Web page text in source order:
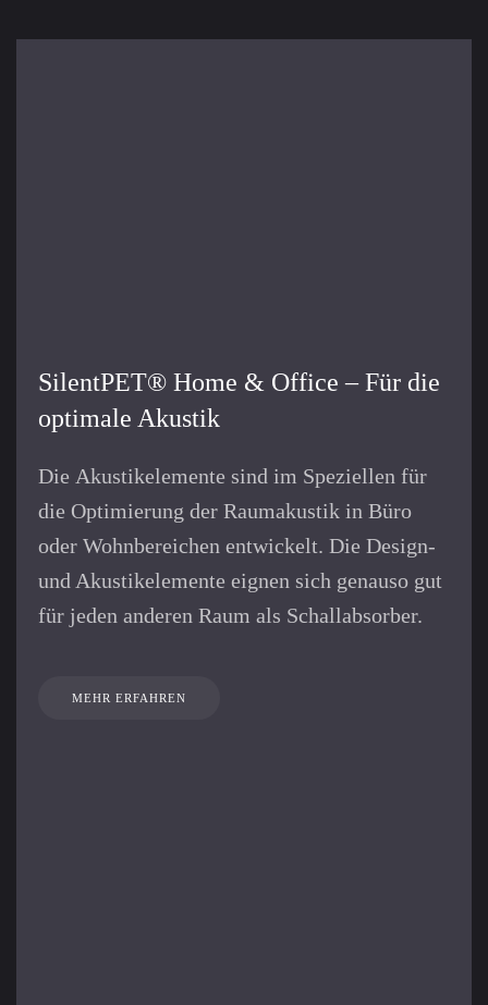
SilentPET® Home & Office – Für die
optimale Akustik
Die Akustikelemente sind im Speziellen für
die Optimierung der Raum­akustik in Büro
oder Wohn­bereichen entwickelt. Die Design-
und Akustik­elemente eignen sich genauso gut
für jeden anderen Raum als Schall­absorber.
MEHR ERFAHREN